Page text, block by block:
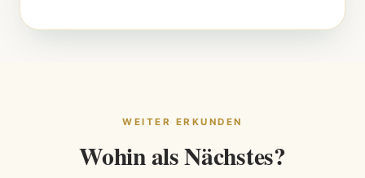
WEITER ERKUNDEN
Wohin als Nächstes?